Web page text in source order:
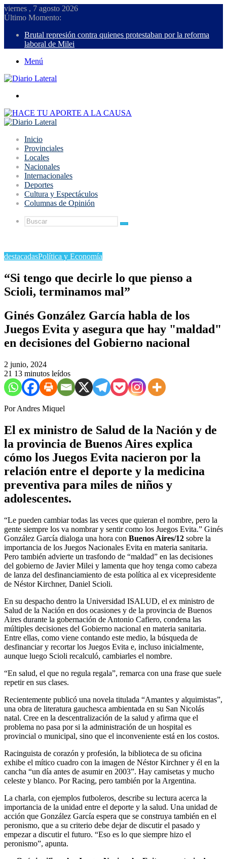
viernes , 7 agosto 2026
Último Momento:
Brutal represión contra quienes protestaban por la reforma
laboral de Milei
Menú
Inicio
Provinciales
Locales
Nacionales
Internacionales
Deportes
Cultura y Espectáculos
Columnas de Opinión
Buscar
destacadasPolítica y Economía
“Si tengo que decirle lo que pienso a
Scioli, terminamos mal”
Ginés González García habla de los
Juegos Evita y asegura que hay "maldad"
en decisiones del Gobierno nacional
2 junio, 2024
21 13 minutos leídos
Por Andres Miquel
El ex ministro de Salud de la Nación y de
la provincia de Buenos Aires explica
cómo los Juegos Evita nacieron por la
relación entre el deporte y la medicina
preventiva para miles de niños y
adolescentes.
“Le pueden cambiar todas las veces que quieran el nombre, pero la
gente siempre los va nombrar y sentir como los Juegos Evita.” Ginés
González García dialoga una hora con Buenos Aires/12 sobre la
importancia de los Juegos Nacionales Evita en materia sanitaria.
Pero también advierte un trasfondo de “maldad” en las decisiones
del gobierno de Javier Milei y lamenta que hoy tenga como cabeza
de lanza del desfinanciamiento de esta política al ex vicepresidente
de Néstor Kirchner, Daniel Scioli.
En su despacho dentro la Universidad ISALUD, el ex ministro de
Salud de la Nación en dos ocasiones y de la provincia de Buenos
Aires durante la gobernación de Antonio Cafiero, condena las
múltiples decisiones del Gobierno nacional en materia sanitaria.
Entre ellas, como viene contando este medio, la búsqueda de
desfinanciar y recortar los Juegos Evita e, incluso inicialmente,
aunque luego Scioli recalculó, cambiarles el nombre.
“En salud, el que no regula regala”, remarca con una frase que suele
repetir en sus clases.
Recientemente publicó una novela titulada “Amantes y alquimistas”,
una obra de literatura gauchesca ambientada en su San Nicolás
natal. Cree en la descentralización de la salud y afirma que el
problema no pasa por si la administración de un hospital es
provincial o municipal, sino que el inconveniente está en los costos.
Racinguista de corazón y profesión, la biblioteca de su oficina
exhibe el mítico cuadro con la imagen de Néstor Kirchner y él en la
cancha “un día antes de asumir en 2003”. Hay camisetas y mucho
celeste y blanco. Por Racing, pero también por la Argentina.
La charla, con ejemplos futboleros, describe su lectura acerca la
importancia de la unidad entre el deporte y la salud. Una unidad de
acción que González García espera que se construya también en el
peronismo, que a su criterio debe dejar de discutir el pasado y
empezar a discutir el futuro. “Eso es lo que siempre hizo el
peronismo”, apunta.